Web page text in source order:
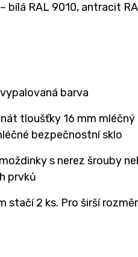
bílá RAL 9010, antracit
barva
tloušťky 16 mm
bezpečnostní sklo
s nerez šrouby
prvků
stačí 2 ks. Pro širší